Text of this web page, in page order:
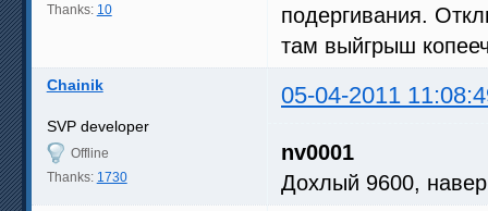
Thanks: 10
подергивания.
там выйгрыш
Chainik 05-04-2011
SVP developer
Offline
Thanks: 1730
nv0001
Дохлый 9600,